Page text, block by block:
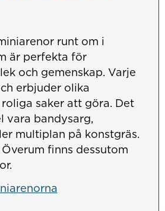
runt om i
är perfekta för
och gemenskap. Varje
erbjuder olika
saker att göra. Det
vara bandysarg,
multiplan på konstgräs.
finns dessutom